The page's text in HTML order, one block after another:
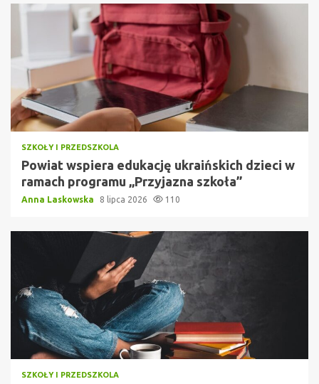
SZKOŁY I PRZEDSZKOLA
Powiat wspiera edukację ukraińskich dzieci w
ramach programu „Przyjazna szkoła”
Anna Laskowska 8 lipca 2026 110
SZKOŁY I PRZEDSZKOLA